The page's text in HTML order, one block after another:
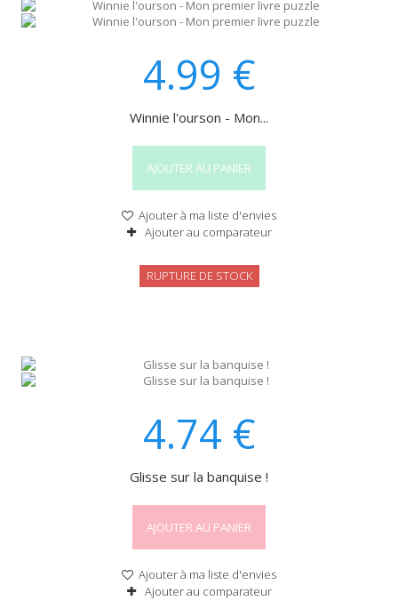
4.99 €
Winnie l'ourson - Mon...
AJOUTER AU PANIER
Ajouter à ma liste d'envies
Ajouter au comparateur
RUPTURE DE STOCK
4.74 €
Glisse sur la banquise !
AJOUTER AU PANIER
Ajouter à ma liste d'envies
Ajouter au comparateur